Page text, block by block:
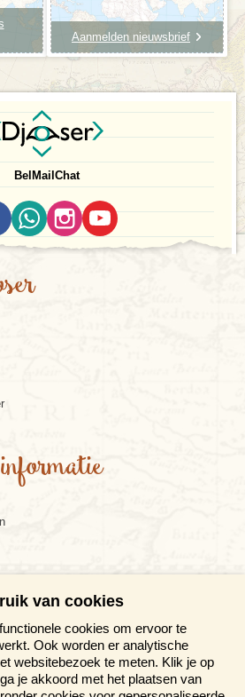
Aanmelden nieuwsbrief
Bel Mail Chat
zekerheid
van cookies
cookies om ervoor te
Ook worden er analytische
websitebezoek te meten. Klik je op
je akkoord met het plaatsen van